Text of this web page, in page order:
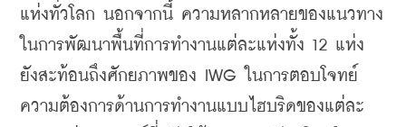
แห่งทั่วโลก นอกจากนี้ ความหลากหลายของแนวทาง
ในการพัฒนาพื้นที่การทำงานแต่ละแห่งทั้ง 12 แห่ง
ยังสะท้อนถึงศักยภาพของ IWG ในการตอบโจทย์
ความต้องการด้านการทำงานแบบไฮบริดของแต่ละ